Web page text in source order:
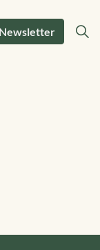
Newsletter